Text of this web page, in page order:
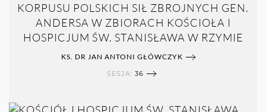
KORPUSU POLSKICH SIŁ ZBROJNYCH GEN.
ANDERSA W ZBIORACH KOŚCIOŁA I
HOSPICJUM ŚW. STANISŁAWA W RZYMIE
KS. DR JAN ANTONI GŁÓWCZYK
SESJA: 36